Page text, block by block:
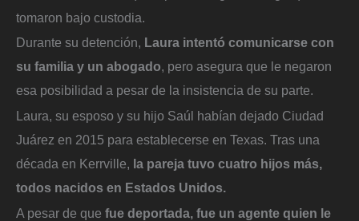
tomaron bajo custodia.
Durante su detención, Laura intentó comunicarse con
su familia y un abogado, pero asegura que le negaron
esa posibilidad a pesar de la insistencia de su parte.
Laura, su esposo y su hijo Saúl habían dejado Ciudad
Juárez en 2015 para establecerse en Texas. Tras una
década en Kerrville, la pareja tuvo cuatro hijos más,
todos nacidos en Estados Unidos.
A pesar de que fue deportada, fue un agente quien le